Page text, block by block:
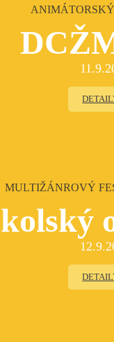
MULTIŽÁNROVÝ